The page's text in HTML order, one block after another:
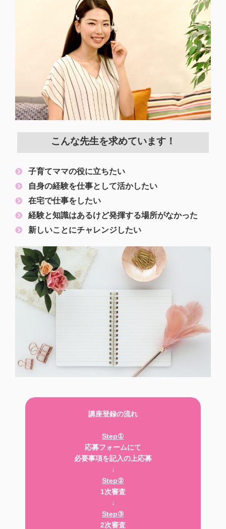
こんな先生を求めています！​
子育てママの役に立ちたい
自身の経験を仕事として活かしたい
在宅で仕事をしたい
経験と知識はあるけど発揮する場所がなかった
新しいことにチャレンジしたい
講座登録の流れ
Step①
応募フォームにて
必要事項を記入の上応募
↓
Step②
1次審査
↓
Step③
2次審査